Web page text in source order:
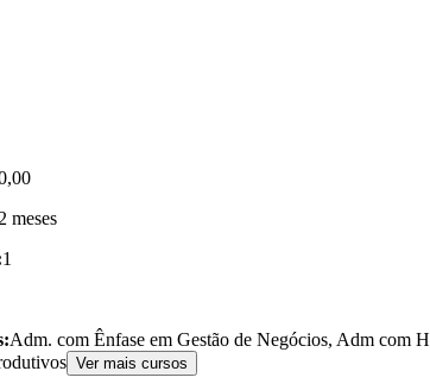
meses
1
Adm. com Ênfase em Gestão de Negócios, Adm com
Ver mais cursos